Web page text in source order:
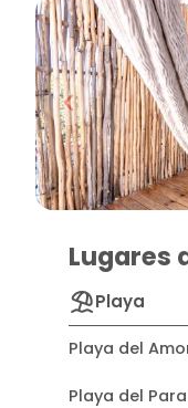
Lugares
Playa
Playa del
Playa del